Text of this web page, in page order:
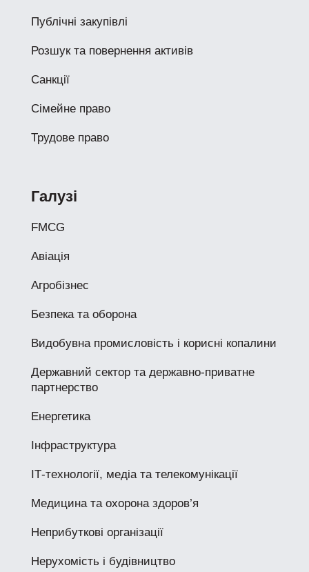
Публічні закупівлі
Розшук та повернення активів
Санкції
Сімейне право
Трудове право
Галузі
FMCG
Авіація
Агробізнес
Безпека та оборона
Видобувна промисловість і корисні копалини
Державний сектор та державно-приватне
партнерство
Енергетика
Інфраструктура
ІТ-технології, медіа та телекомунікації
Медицина та охорона здоров’я
Неприбуткові організації
Нерухомість і будівництво